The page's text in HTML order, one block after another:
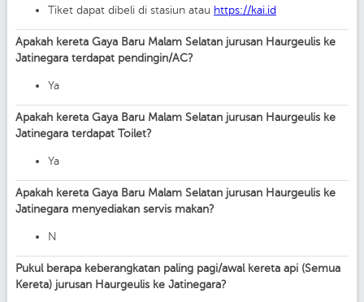
Tiket dapat dibeli di stasiun atau https://kai.id
Apakah kereta Gaya Baru Malam Selatan jurusan Haurgeulis ke
Jatinegara terdapat pendingin/AC?
Ya
Apakah kereta Gaya Baru Malam Selatan jurusan Haurgeulis ke
Jatinegara terdapat Toilet?
Ya
Apakah kereta Gaya Baru Malam Selatan jurusan Haurgeulis ke
Jatinegara menyediakan servis makan?
N
Pukul berapa keberangkatan paling pagi/awal kereta api (Semua
Kereta) jurusan Haurgeulis ke Jatinegara?